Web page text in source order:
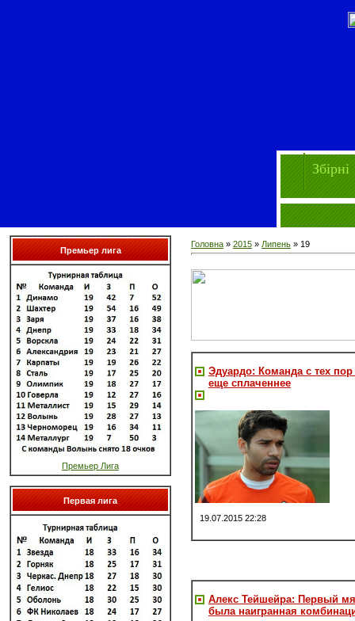
Збірні
Премьер лига
Премьер Лига
Первая лига
Головна » 2015 » Липень » 19
Эдуардо: Команда с тех пор
еще сплаченнее
19.07.2015 22:28
Алекс Тейшейра: Первый
была наигранная